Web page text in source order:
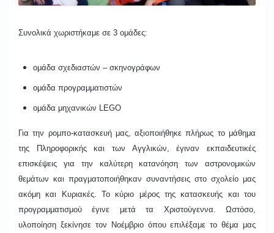
Συνολικά χωριστήκαμε σε 3 ομάδες:
ομάδα σχεδιαστών – σκηνογράφων
ομάδα προγραμματιστών
ομάδα μηχανικών LEGO
Για την ρομπο-κατασκευή μας, αξιοποιήθηκε πλήρως το μάθημα
της Πληροφορικής και των Αγγλικών, έγιναν εκπαιδευτικές
επισκέψεις για την καλύτερη κατανόηση των αστρονομικών
θεμάτων και πραγματοποιήθηκαν συναντήσεις στο σχολείο μας
ακόμη και Κυριακές. Το κύριο μέρος της κατασκευής και του
προγραμματισμού έγινε μετά τα Χριστούγεννα. Ωστόσο,
υλοποίηση ξεκίνησε τον Νοέμβριο όπου επιλέξαμε το θέμα μας